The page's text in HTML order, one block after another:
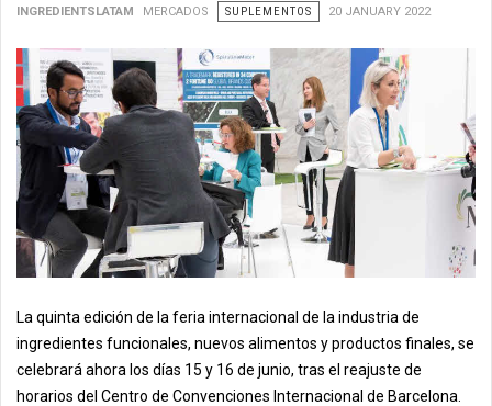
INGREDIENTSLATAM MERCADOS SUPLEMENTOS 20 JANUARY 2022
La quinta edición de la feria internacional de la industria de
ingredientes funcionales, nuevos alimentos y productos finales, se
celebrará ahora los días 15 y 16 de junio, tras el reajuste de
horarios del Centro de Convenciones Internacional de Barcelona.